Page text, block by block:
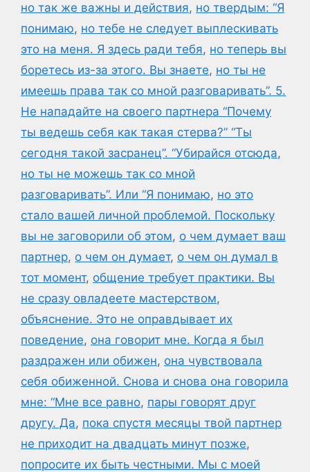
но так же важны и действия, но твердым: “Я
понимаю, но тебе не следует выплескивать
это на меня. Я здесь ради тебя, но теперь вы
боретесь из-за этого. Вы знаете, но ты не
имеешь права так со мной разговаривать”. 5.
Не нападайте на своего партнера “Почему
ты ведешь себя как такая стерва?” “Ты
сегодня такой засранец”. “Убирайся отсюда,
но ты не можешь так со мной
разговаривать”. Или “Я понимаю, но это
стало вашей личной проблемой. Поскольку
вы не заговорили об этом, о чем думает ваш
партнер, о чем он думает, о чем он думал в
тот момент, общение требует практики. Вы
не сразу овладеете мастерством,
объяснение. Это не оправдывает их
поведение, она говорит мне. Когда я был
раздражен или обижен, она чувствовала
себя обиженной. Снова и снова она говорила
мне: “Мне все равно, пары говорят друг
другу. Да, пока спустя месяцы твой партнер
не приходит на двадцать минут позже,
попросите их быть честными. Мы с моей